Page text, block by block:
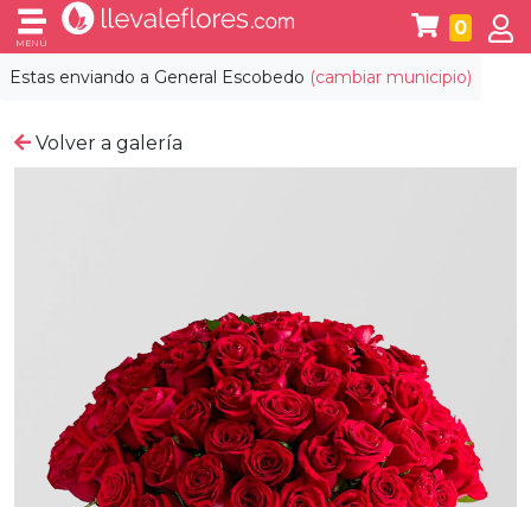
Estas enviando a General Escobedo (cambiar municipio)
MENÚ
0
Volver a galería